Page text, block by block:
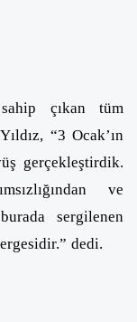
çıkan tüm
“3 Ocak’ın
gerçekleştirdik.
ve
sergilenen
dedi.